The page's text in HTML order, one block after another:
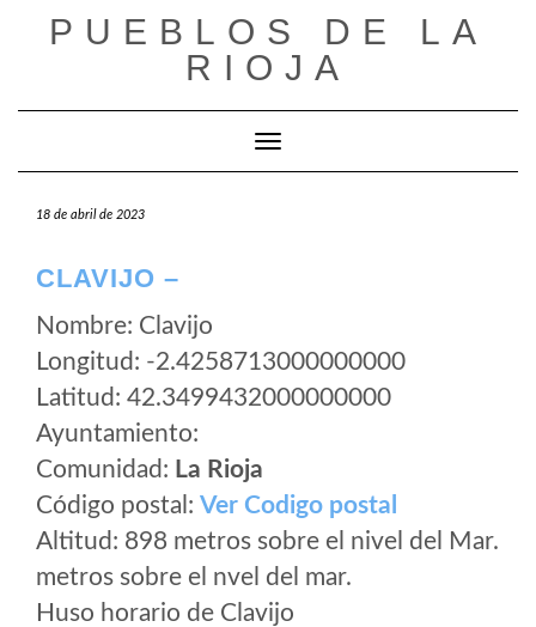
PUEBLOS DE LA
RIOJA
Cambiar modo de navegación
18 de abril de 2023
CLAVIJO –
Nombre: Clavijo
Longitud: -2.4258713000000000
Latitud: 42.3499432000000000
Ayuntamiento:
Comunidad: La Rioja
Código postal: Ver Codigo postal
Altitud: 898 metros sobre el nivel del Mar.
metros sobre el nvel del mar.
Huso horario de Clavijo